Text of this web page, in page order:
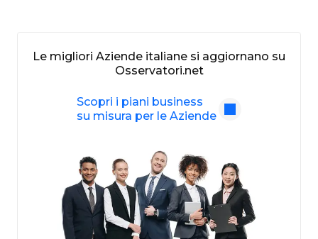
Le migliori Aziende italiane si aggiornano su
Osservatori.net
Scopri i piani business
su misura per le Aziende